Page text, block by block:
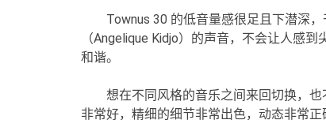
Townus 30 的低音量感很足且下潜深
（Angelique Kidjo）的声音，不会让人感
和谐。
想在不同风格的音乐之间来回切换，
非常好，精细的细节非常出色，动态非常正